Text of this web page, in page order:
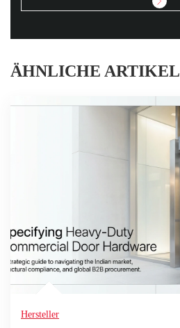
ÄHNLICHE ARTIKEL
Hersteller